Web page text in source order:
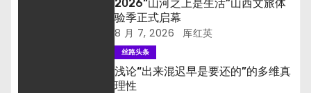
2026“山河之上是生活”山西文旅体
验季正式启幕
8 月 7, 2026 厍红英
丝路头条
浅论“出来混迟早是要还的”的多维真
理性